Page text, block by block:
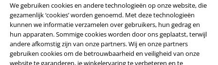
We gebruiken cookies en andere technologieën op onze website, die
gezamenlijk ‘cookies’ worden genoemd. Met deze technologieën
kunnen we informatie verzamelen over gebruikers, hun gedrag en
hun apparaten. Sommige cookies worden door ons geplaatst, terwijl
andere afkomstig zijn van onze partners. Wij en onze partners
gebruiken cookies om de betrouwbaarheid en veiligheid van onze
website te garanderen, je winkelervaring te verbeteren en te